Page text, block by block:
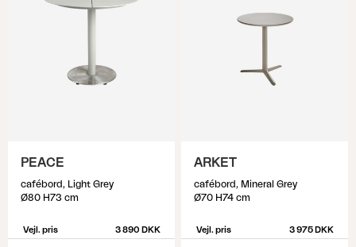
PEACE
cafébord, Light Grey
Ø80 H73 cm
Vejl. pris 3 890 DKK
ARKET
cafébord, Mineral Grey
Ø70 H74 cm
Vejl. pris 3 975 DKK